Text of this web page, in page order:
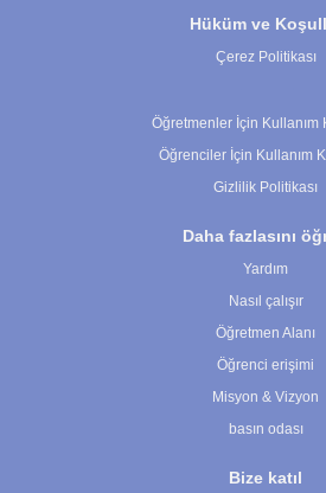
Hüküm ve
Çerez Politikası
Öğretmenler İçin Kullanım
Öğrenciler İçin Kullanım
Gizlilik Politikası
Daha fazlasını
Yardım
Nasıl çalışır
Öğretmen Alanı
Öğrenci erişimi
Misyon & Vizyon
basın odası
Bize katıl